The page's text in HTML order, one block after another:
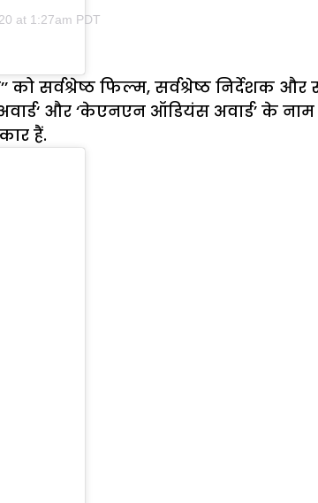
at 1:27am PDT
को सर्वश्रेष्ठ फिल्म, सर्वश्रेष्ठ निर्देशक
और ‘केएनएन ऑडियंस अवार्ड’ के
हैं.